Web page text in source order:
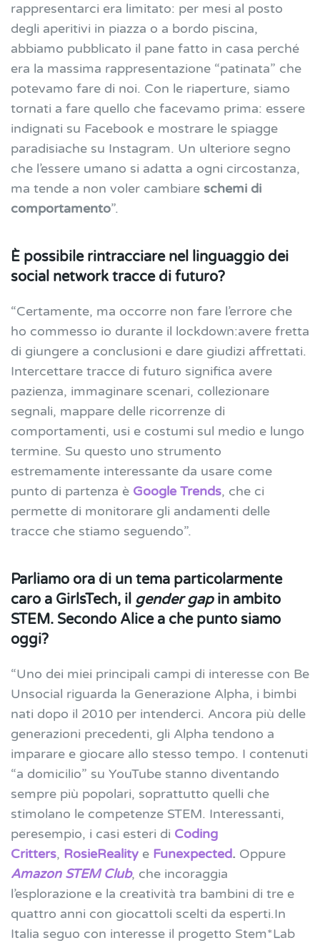
rappresentarci era limitato: per mesi al posto
degli aperitivi in piazza o a bordo piscina,
abbiamo pubblicato il pane fatto in casa perché
era la massima rappresentazione “patinata” che
potevamo fare di noi. Con le riaperture, siamo
tornati a fare quello che facevamo prima: essere
indignati su Facebook e mostrare le spiagge
paradisiache su Instagram. Un ulteriore segno
che l’essere umano si adatta a ogni circostanza,
ma tende a non voler cambiare schemi di
comportamento”.
È possibile rintracciare nel linguaggio dei
social network tracce di futuro?
“Certamente, ma occorre non fare l’errore che
ho commesso io durante il lockdown:avere fretta
di giungere a conclusioni e dare giudizi affrettati.
Intercettare tracce di futuro significa avere
pazienza, immaginare scenari, collezionare
segnali, mappare delle ricorrenze di
comportamenti, usi e costumi sul medio e lungo
termine. Su questo uno strumento
estremamente interessante da usare come
punto di partenza è Google Trends, che ci
permette di monitorare gli andamenti delle
tracce che stiamo seguendo”.
Parliamo ora di un tema particolarmente
caro a GirlsTech, il gender gapin ambito
STEM. Secondo Alice a che punto siamo
oggi?
“Uno dei miei principali campi di interesse con Be
Unsocial riguarda la Generazione Alpha, i bimbi
nati dopo il 2010 per intenderci. Ancora più delle
generazioni precedenti, gli Alpha tendono a
imparare e giocare allo stesso tempo. I contenuti
“a domicilio” su YouTube stanno diventando
sempre più popolari, soprattutto quelli che
stimolano le competenze STEM. Interessanti,
peresempio, i casi esteri di Coding
Critters, RosieReality e Funexpected. Oppure
Amazon STEM Club, che incoraggia
l’esplorazione e la creatività tra bambini di tre e
quattro anni con giocattoli scelti da esperti.In
Italia seguo con interesse il progetto Stem*Lab